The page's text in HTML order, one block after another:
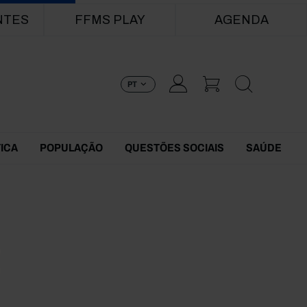
FFMS PLAY AGENDA
PT
POPULAÇÃO QUESTÕES SOCIAIS SAÚDE